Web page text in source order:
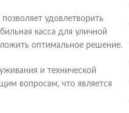
удовлетворить
касса для уличной
оптимальное решение.
и технической
вопросам, что является